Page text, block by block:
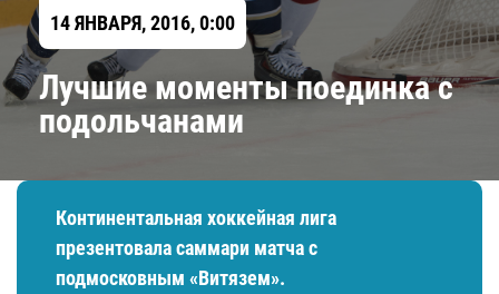
14 ЯНВАРЯ, 2016, 0:00
Лучшие моменты поединка с
подольчанами
Континентальная хоккейная лига
презентовала саммари матча с
подмосковным «Витязем».